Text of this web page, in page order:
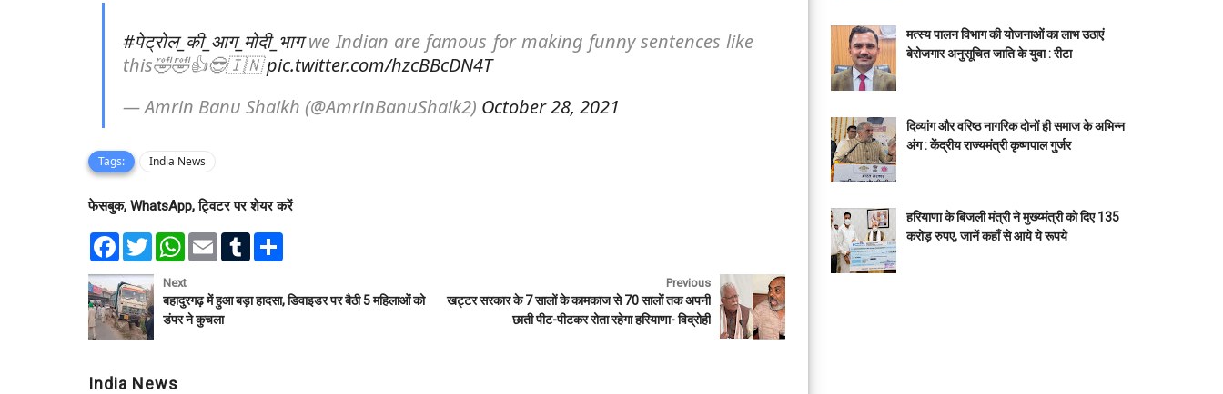
#पेट्रोल_की_आग_मोदी_भागwe Indian are famous for making funny sentences like
this🤣🤣👍😎🇮🇳pic.twitter.com/hzcBBcDN4T
— Amrin Banu Shaikh (@AmrinBanuShaik2) October 28, 2021
Tags: India News
फेसबुक, WhatsApp, ट्विटर पर शेयर करें
F
e
b
o
o
k
T
w
t
t
e
r
W
t
s
A
p
E
l
T
l
e
Next
बहादुरगढ़ में हुआ बड़ा हादसा, डिवाइडर पर बैठी 5 महिलाओं को
डंपर ने कुचला
Previous
खट्टर सरकार के 7 सालों के कामकाज से 70 सालों तक अपनी
छाती पीट-पीटकर रोता रहेगा हरियाणा- विद्रोही
India News
मत्स्य पालन विभाग की योजनाओं का लाभ उठाएं
बेरोजगार अनुसूचित जाति के युवा : रीटा
दिव्यांग और वरिष्ठ नागरिक दोनों ही समाज के अभिन्न
अंग : केंद्रीय राज्यमंत्री कृष्णपाल गुर्जर
हरियाणा के बिजली मंत्री ने मुख्य्मंत्री को दिए 135
करोड़ रुपए, जानें कहाँ से आये ये रूपये